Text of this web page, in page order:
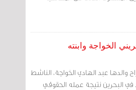
الخواجة وابنته
سراح والدها عبد الهادي الخواجة، الناشط
البحرين نتيجة عمله الحقوقي